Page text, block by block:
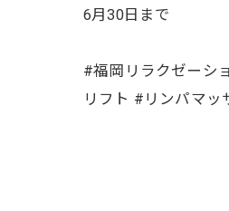
6月30日まで
#福岡リラクゼーシ
リフト #リンパマ